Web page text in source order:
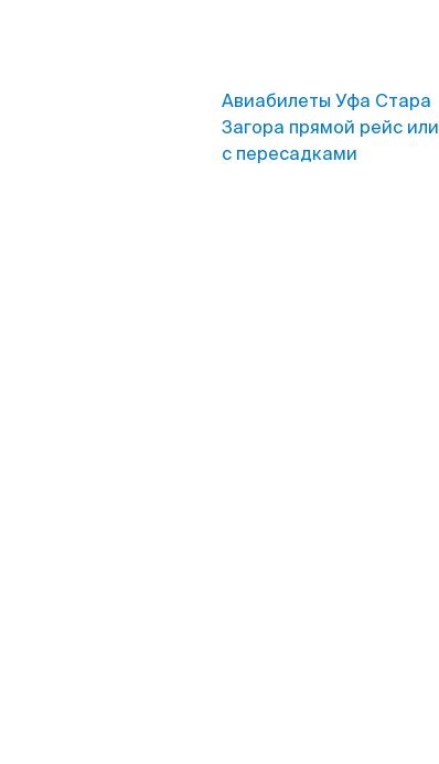
Авиабилеты Уфа Стара
Загора прямой рейс или
с пересадками